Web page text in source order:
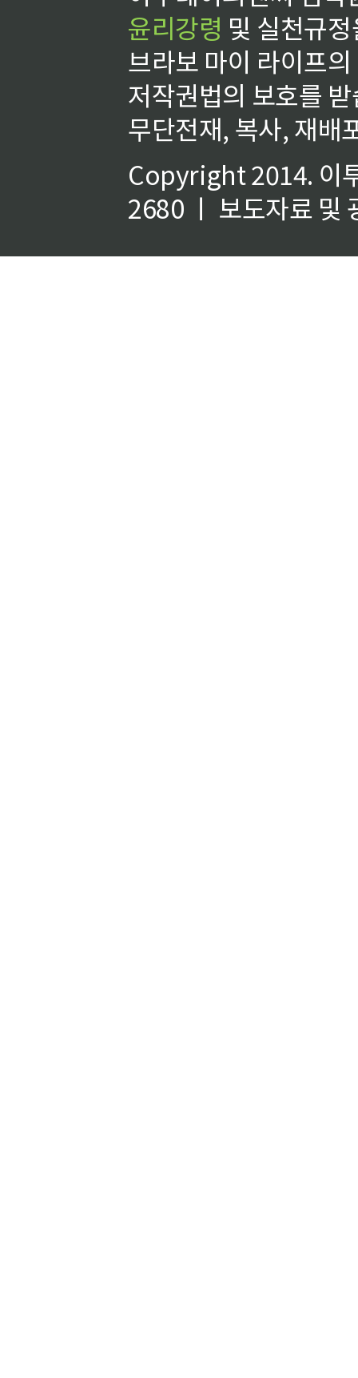
윤리강령 및 실천규
브라보 마이 라이프
저작권법의 보호를
무단전재, 복사, 재배
Copyright 2014. 이
2680 ㅣ 보도자료